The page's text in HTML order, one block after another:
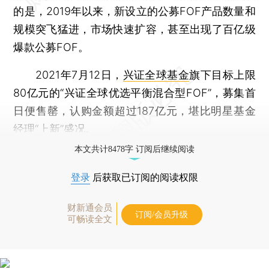
的是，2019年以来，新设立的公募FOF产品数量和
规模突飞猛进，市场快速扩容，甚至出现了百亿级
爆款公募FOF。
2021年7月12日， 兴证全球基金旗下目标上限
80亿元的“兴证全球优选平衡混合型FOF”，募集首
日便售罄，认购金额超过187亿元，堪比明星基金
经理“上新”盛况。
本文共计8478字 订阅后继续阅读
登录 后获取已订阅的阅读权限
财新通会员
可畅读全文
订阅/会员升级